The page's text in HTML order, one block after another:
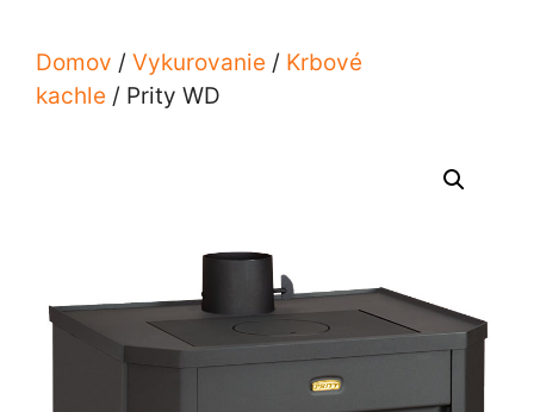
Domov / Vykurovanie / Krbové
kachle / Prity WD